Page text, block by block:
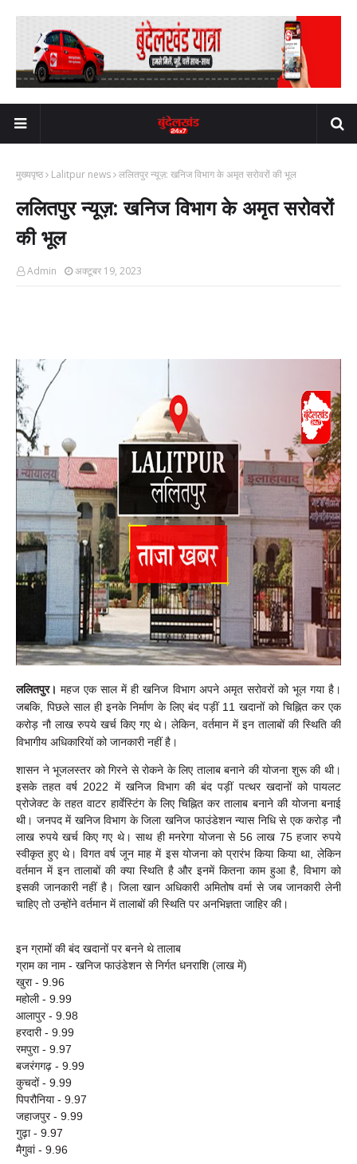
मुख्यपृष्ठ Lalitpur news ललितपुर न्यूज़: खनिज विभाग के अमृत सरोवरों की भूल
ललितपुर न्यूज़: खनिज विभाग के अमृत सरोवरों
की भूल
Admin अक्टूबर 19, 2023
ललितपुर।महज एक साल में ही खनिज विभाग अपने अमृत सरोवरों को भूल गया है।
जबकि, पिछले साल ही इनके निर्माण के लिए बंद पड़ीं 11 खदानों को चिह्नित कर एक
करोड़ नौ लाख रुपये खर्च किए गए थे। लेकिन, वर्तमान में इन तालाबों की स्थिति की
विभागीय अधिकारियों को जानकारी नहीं है।
शासन ने भूजलस्तर को गिरने से रोकने के लिए तालाब बनाने की योजना शुरू की थी।
इसके तहत वर्ष 2022 में खनिज विभाग की बंद पड़ीं पत्थर खदानों को पायलट
प्रोजेक्ट के तहत वाटर हार्वेस्टिंग के लिए चिह्नित कर तालाब बनाने की योजना बनाई
थी। जनपद में खनिज विभाग के जिला खनिज फाउंडेशन न्यास निधि से एक करोड़ नौ
लाख रुपये खर्च किए गए थे। साथ ही मनरेगा योजना से 56 लाख 75 हजार रुपये
स्वीकृत हुए थे। विगत वर्ष जून माह में इस योजना को प्रारंभ किया किया था, लेकिन
वर्तमान में इन तालाबों की क्या स्थिति है और इनमें कितना काम हुआ है, विभाग को
इसकी जानकारी नहीं है। जिला खान अधिकारी अमितोष वर्मा से जब जानकारी लेनी
चाहिए तो उन्होंने वर्तमान में तालाबों की स्थिति पर अनभिज्ञता जाहिर की।
इन ग्रामों की बंद खदानों पर बनने थे तालाब
ग्राम का नाम - खनिज फाउंडेशन से निर्गत धनराशि (लाख में)
खुरा - 9.96
महोली - 9.99
आलापुर - 9.98
हरदारी - 9.99
रमपुरा - 9.97
बजरंगगढ़ - 9.99
कुचदों - 9.99
पिपरौनिया - 9.97
जहाजपुर - 9.99
गुढ़ा - 9.97
मैगुवां - 9.96